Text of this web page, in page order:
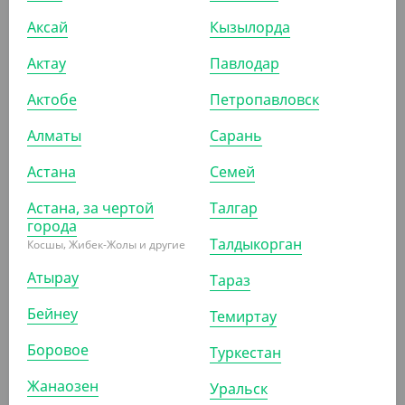
1 280
(1 280
Перчатки из нитровинила смотровые, черные,
2 240₸
(2 240₸/ШТ)
Перчатки нитриловые смотровые, черные, размер М
Аксай
Актау
Актобе
Алматы
Астана
Астана, за чертой
города
Косшы, Жибек-Жолы и другие
Атырау
Бейнеу
Боровое
Жанаозен
Кызылорда
Павлодар
Петропавловск
Сарань
Семей
Талгар
Талдыкорган
Тараз
Темиртау
Туркестан
Уральск